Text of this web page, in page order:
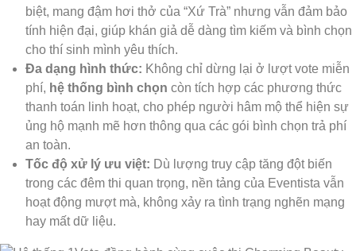
biệt, mang đậm hơi thở của “Xứ Trà” nhưng vẫn đảm bảo
tính hiện đại, giúp khán giả dễ dàng tìm kiếm và bình chọn
cho thí sinh mình yêu thích.
Đa dạng hình thức: Không chỉ dừng lại ở lượt vote miễn
phí, hệ thống bình chọn còn tích hợp các phương thức
thanh toán linh hoạt, cho phép người hâm mộ thể hiện sự
ủng hộ mạnh mẽ hơn thông qua các gói bình chọn trả phí
an toàn.
Tốc độ xử lý ưu việt: Dù lượng truy cập tăng đột biến
trong các đêm thi quan trọng, nền tảng của Eventista vẫn
hoạt động mượt mà, không xảy ra tình trạng nghẽn mạng
hay mất dữ liệu.